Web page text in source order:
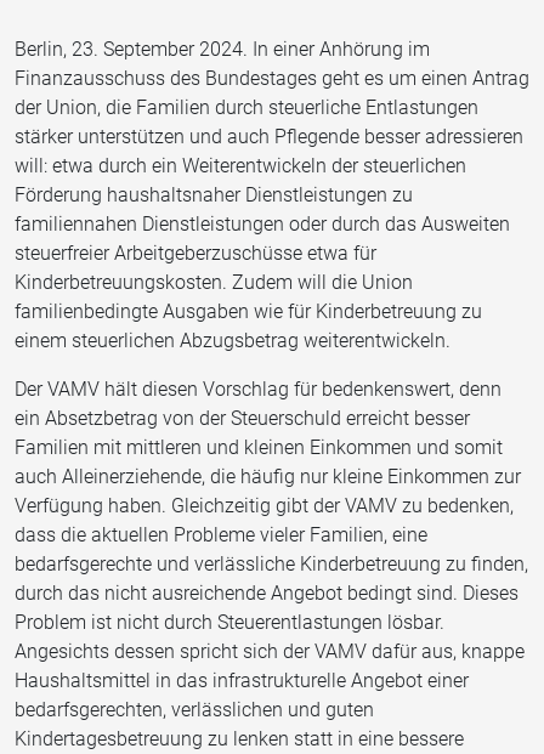
Berlin, 23. September 2024. In einer Anhörung im
Finanzausschuss des Bundestages geht es um einen Antrag
der Union, die Familien durch steuerliche Entlastungen
stärker unterstützen und auch Pflegende besser adressieren
will: etwa durch ein Weiterentwickeln der steuerlichen
Förderung haushaltsnaher Dienstleistungen zu
familiennahen Dienstleistungen oder durch das Ausweiten
steuerfreier Arbeitgeberzuschüsse etwa für
Kinderbetreuungskosten. Zudem will die Union
familienbedingte Ausgaben wie für Kinderbetreuung zu
einem steuerlichen Abzugsbetrag weiterentwickeln.
Der VAMV hält diesen Vorschlag für bedenkenswert, denn
ein Absetzbetrag von der Steuerschuld erreicht besser
Familien mit mittleren und kleinen Einkommen und somit
auch Alleinerziehende, die häufig nur kleine Einkommen zur
Verfügung haben. Gleichzeitig gibt der VAMV zu bedenken,
dass die aktuellen Probleme vieler Familien, eine
bedarfsgerechte und verlässliche Kinderbetreuung zu finden,
durch das nicht ausreichende Angebot bedingt sind. Dieses
Problem ist nicht durch Steuerentlastungen lösbar.
Angesichts dessen spricht sich der VAMV dafür aus, knappe
Haushaltsmittel in das infrastrukturelle Angebot einer
bedarfsgerechten, verlässlichen und guten
Kindertagesbetreuung zu lenken statt in eine bessere